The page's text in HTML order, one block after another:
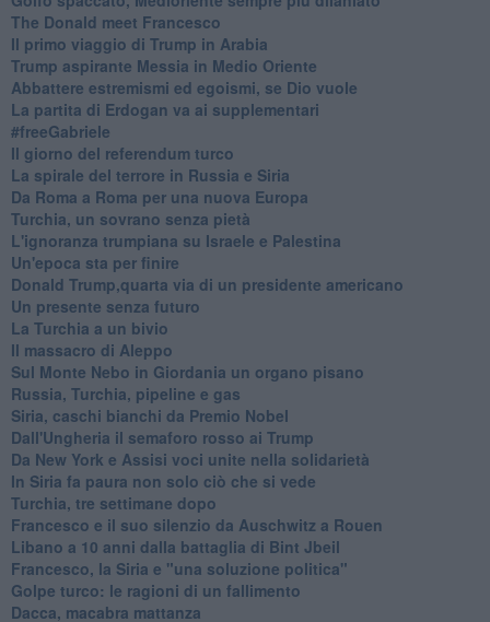
The Donald meet Francesco
Il primo viaggio di Trump in Arabia
Trump aspirante Messia in Medio Oriente
Abbattere estremismi ed egoismi, se Dio vuole
La partita di Erdogan va ai supplementari
#freeGabriele
Il giorno del referendum turco
La spirale del terrore in Russia e Siria
Da Roma a Roma per una nuova Europa
Turchia, un sovrano senza pietà
L'ignoranza trumpiana su Israele e Palestina
Un'epoca sta per finire
Donald Trump,quarta via di un presidente americano
Un presente senza futuro
La Turchia a un bivio
Il massacro di Aleppo
Sul Monte Nebo in Giordania un organo pisano
Russia, Turchia, pipeline e gas
Siria, caschi bianchi da Premio Nobel
Dall'Ungheria il semaforo rosso ai Trump
Da New York e Assisi voci unite nella solidarietà
In Siria fa paura non solo ciò che si vede
Turchia, tre settimane dopo
Francesco e il suo silenzio da Auschwitz a Rouen
Libano a 10 anni dalla battaglia di Bint Jbeil
Francesco, la Siria e "una soluzione politica"
Golpe turco: le ragioni di un fallimento
Dacca, macabra mattanza